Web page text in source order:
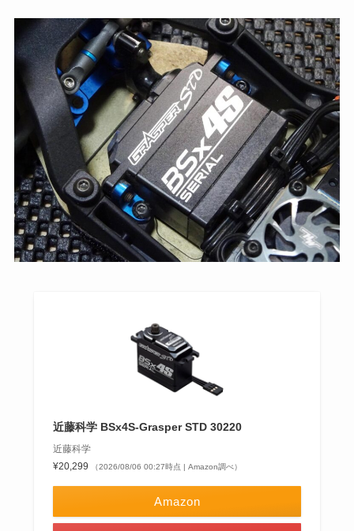
近藤科学 BSx4S-Grasper STD 30220
近藤科学
¥20,299
（2026/08/06 00:27時点 | Amazon調べ）
Amazon